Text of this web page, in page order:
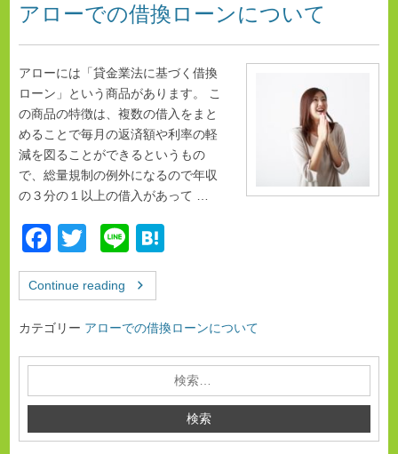
アローでの借換ローンについて
アローには「貸金業法に基づく借換
ローン」という商品があります。 こ
の商品の特徴は、複数の借入をまと
めることで毎月の返済額や利率の軽
減を図ることができるというもの
で、総量規制の例外になるので年収
の３分の１以上の借入があって …
F
a
c
e
b
o
k
T
wi
tt
er
Li
n
e
n
a
Continue reading
カテゴリー アローでの借換ローンについて